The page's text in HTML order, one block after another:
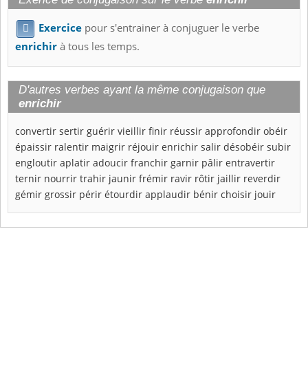
 Exercice pour s'entrainer à conjuguer le verbe
enrichirà tous les temps.
D'autres verbes ayant la même conjugaison que
enrichir
convertir sertir guérir vieillir finir réussir approfondir obéir
épaissir ralentir maigrir réjouir enrichir salir désobéir subir
engloutir aplatir adoucir franchir garnir pâlir entravertir
ternir nourrir trahir jaunir frémir ravir rôtir jaillir reverdir
gémir grossir périr étourdir applaudir bénir choisir jouir